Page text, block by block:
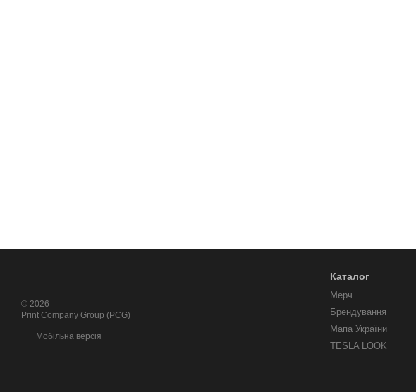
© 2026
Print Company Group (PCG)
Мобільна версія
Каталог
Мерч
Брендування
Мапа України
TESLA LOOK